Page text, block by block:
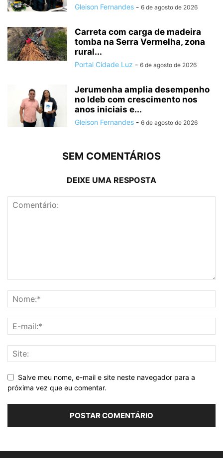
Gleison Fernandes - 6 de agosto de 2026
Carreta com carga de madeira
tomba na Serra Vermelha, zona
rural...
Portal Cidade Luz - 6 de agosto de 2026
Jerumenha amplia desempenho
no Ideb com crescimento nos
anos iniciais e...
Gleison Fernandes - 6 de agosto de 2026
SEM COMENTÁRIOS
DEIXE UMA RESPOSTA
Salve meu nome, e-mail e site neste navegador para a
próxima vez que eu comentar.